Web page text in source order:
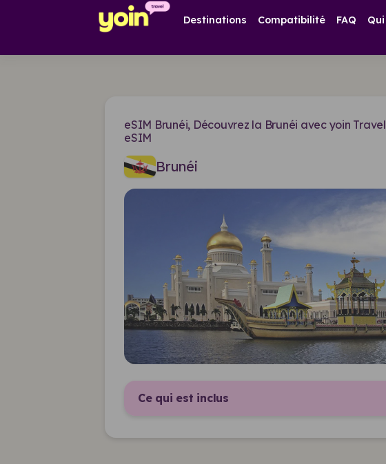
Destinations Compatibilité FAQ
eSIM Brunéi, Découvrez la Brunéi avec yoin
eSIM
Brunéi
Ce qui est inclus